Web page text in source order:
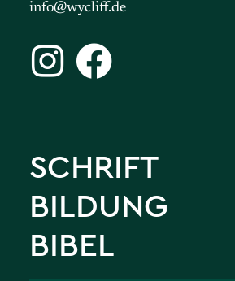
info@wycliff.de
SCHRIFT
BILDUNG
BIBEL